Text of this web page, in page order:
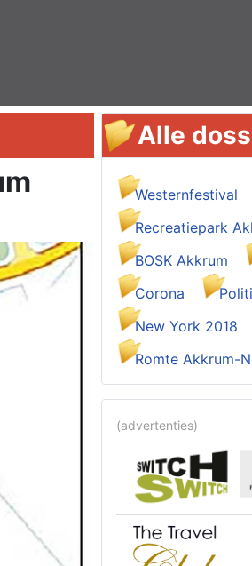
Alle
Westernfestival
Recreatiepark
BOSK Akkrum
Corona
New York 2018
Romte Akkrum-
(advertenties)